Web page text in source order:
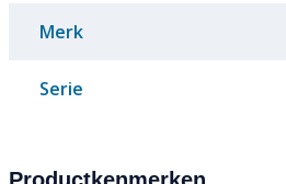
Merk
Serie